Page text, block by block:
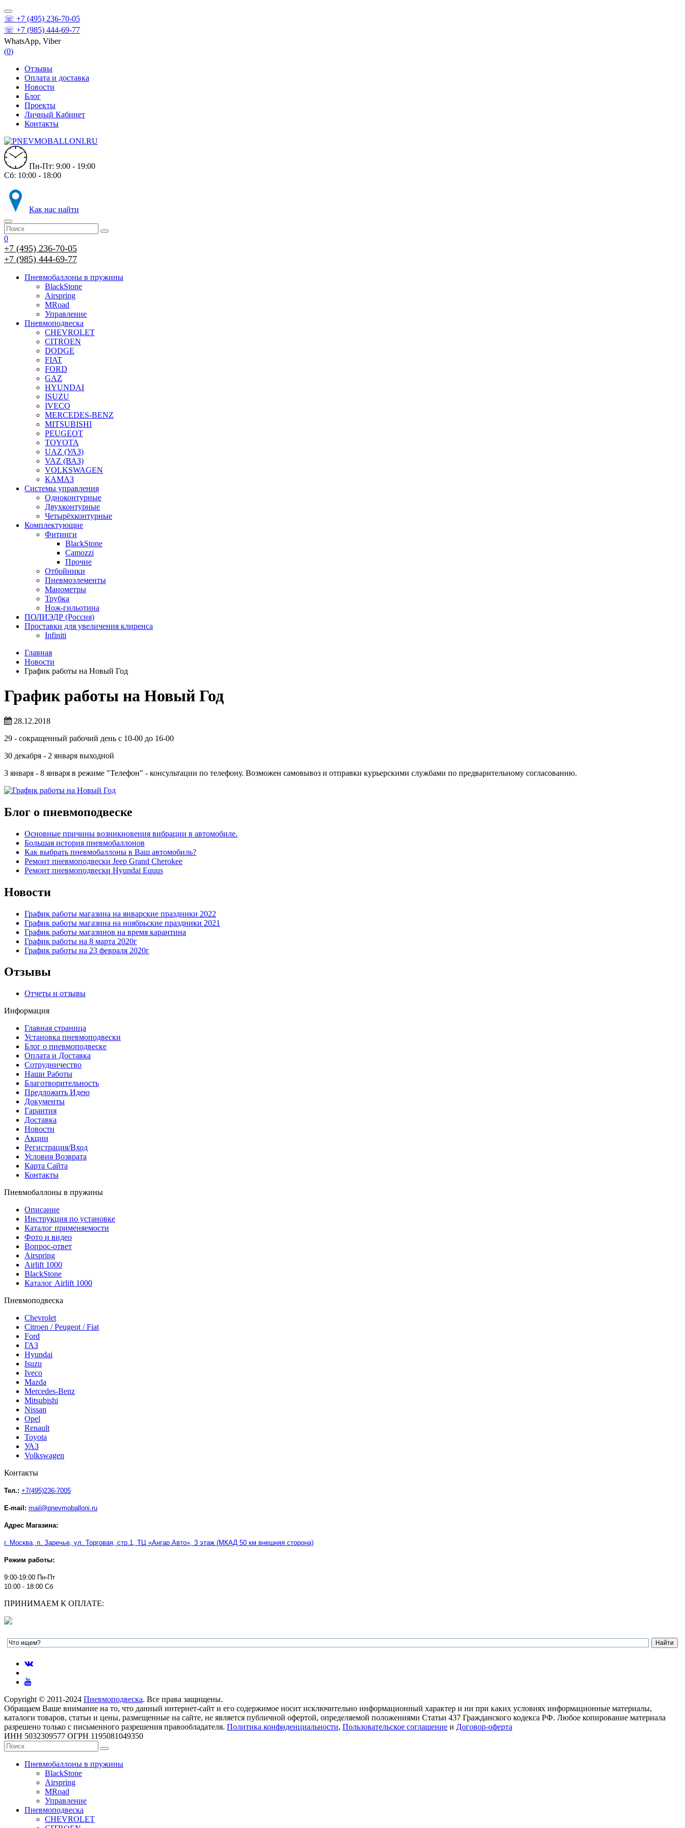
☏ +7 (495) 236-70-05
☏ +7 (985) 444-69-77
WhatsApp, Viber
(0)
Отзывы
Оплата и доставка
Новости
Блог
Проекты
Личный Кабинет
Контакты
Пн-Пт: 9:00 - 19:00
Сб: 10:00 - 18:00
Как нас найти
0
+7 (495) 236-70-05
+7 (985) 444-69-77
Пневмобаллоны в пружины
BlackStone
Airspring
MRoad
Управление
Пневмоподвеска
CHEVROLET
CITROEN
DODGE
FIAT
FORD
GAZ
HYUNDAI
ISUZU
IVECO
MERCEDES-BENZ
MITSUBISHI
PEUGEOT
TOYOTA
UAZ (УАЗ)
VAZ (ВАЗ)
VOLKSWAGEN
КАМАЗ
Системы управления
Одноконтурные
Двухконтурные
Четырёхконтурные
Комплектующие
Фитинги
BlackStone
Camozzi
Прочие
Отбойники
Пневмоэлементы
Манометры
Трубка
Нож-гильотина
ПОЛИЭДР (Россия)
Проставки для увеличения клиренса
Infiniti
Главная
Новости
График работы на Новый Год
График работы на Новый Год
28.12.2018
29 - сокращенный рабочий день с 10-00 до 16-00
30 декабря - 2 января выходной
3 января - 8 января в режиме "Телефон" - консультации по телефону. Возможен самовывоз и отправки курьерскими службами по предварительному согласованию.
Блог о пневмоподвеске
Основные причины возникновения вибрации в автомобиле.
Большая история пневмобаллонов
Как выбрать пневмобаллоны в Ваш автомобиль?
Ремонт пневмоподвески Jeep Grand Cherokee
Ремонт пневмоподвески Hyundai Equus
Новости
График работы магазина на январские праздники 2022
График работы магазина на ноябрьские праздники 2021
График работы магазинов на время карантина
График работы на 8 марта 2020г
График работы на 23 февраля 2020г
Отзывы
Отчеты и отзывы
Информация
Главная страница
Установка пневмоподвески
Блог о пневмоподвеске
Оплата и Доставка
Сотрудничество
Наши Работы
Благотворительность
Предложить Идею
Документы
Гарантия
Доставка
Новости
Акции
Регистрация/Вход
Условия Возврата
Карта Сайта
Контакты
Пневмобаллоны в пружины
Описание
Инструкция по установке
Каталог применяемости
Фото и видео
Вопрос-ответ
Airspring
Airlift 1000
BlackStone
Каталог Airlift 1000
Пневмоподвеска
Chevrolet
Citroen / Peugeot / Fiat
Ford
ГАЗ
Hyundai
Isuzu
Iveco
Mazda
Mercedes-Benz
Mitsubishi
Nissan
Opel
Renault
Toyota
УАЗ
Volkswagen
Контакты
Тел.: +7(495)236-7005
E-mail: mail@pnevmoballoni.ru
Адрес Магазина:
г. Москва, п. Заречье, ул. Торговая, стр.1, ТЦ «Ангар Авто», 3 этаж (МКАД 50 км внешняя сторона)
Режим работы:
9:00-19:00 Пн-Пт
10:00 - 18:00 Сб
ПРИНИМАЕМ К ОПЛАТЕ:
Copyright © 2011-2024 Пневмоподвеска. Все права защищены.
Обращаем Ваше внимание на то, что данный интернет-сайт и его содержимое носит исключительно информационный характер и ни при каких условиях информационные материалы,
каталоги товаров, статьи и цены, размещенные на сайте, не является публичной офертой, определяемой положениями Статьи 437 Гражданского кодекса РФ. Любое копирование материала
разрешено только с письменного разрешения правообладателя. Политика конфиденциальности, Пользовательское соглашение и Договор-оферта
ИНН 5032309577 ОГРН 1195081049350
Пневмобаллоны в пружины
BlackStone
Airspring
MRoad
Управление
Пневмоподвеска
CHEVROLET